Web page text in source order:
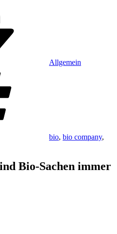
Allgemein
bio, bio company,
Bio-Sachen immer